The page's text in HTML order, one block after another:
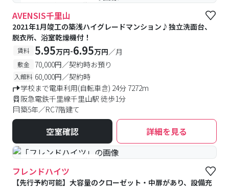
#予約受付中 #空室待ち
AVENSIS千里山
2021年1月竣工の築浅ハイグレードマンション♪独立洗面台、
脱衣所、浴室乾燥機付！
賃料 5.95万円-6.95万円／月
敷金 70,000円／契約時お預り
入館料 60,000円／契約時
学校まで電車利用(自転車含) 24分 7272m
阪急電鉄千里線千里山駅 徒歩1分
築5年／RC7階建て
空室確認 詳細を見る
#予約受付中 #空室待ち
フレンドハイツ
【先行予約可能】大容量のクローゼット・中扉があり、設備充